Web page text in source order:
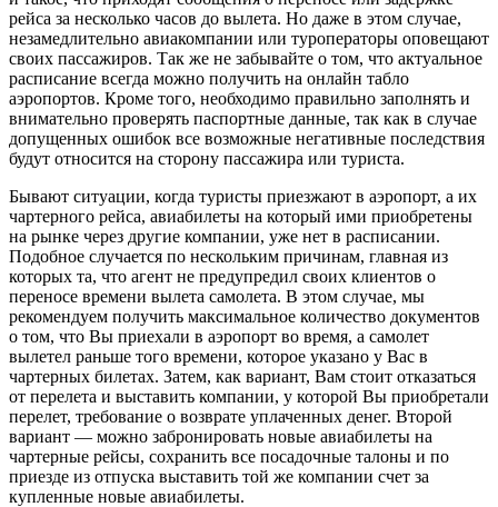
рейса за несколько часов до вылета. Но даже в этом случае,
незамедлительно авиакомпании или туроператоры оповещают
своих пассажиров. Так же не забывайте о том, что актуальное
расписание всегда можно получить на онлайн табло
аэропортов. Кроме того, необходимо правильно заполнять и
внимательно проверять паспортные данные, так как в случае
допущенных ошибок все возможные негативные последствия
будут относится на сторону пассажира или туриста.
Бывают ситуации, когда туристы приезжают в аэропорт, а их
чартерного рейса, авиабилеты на который ими приобретены
на рынке через другие компании, уже нет в расписании.
Подобное случается по нескольким причинам, главная из
которых та, что агент не предупредил своих клиентов о
переносе времени вылета самолета. В этом случае, мы
рекомендуем получить максимальное количество документов
о том, что Вы приехали в аэропорт во время, а самолет
вылетел раньше того времени, которое указано у Вас в
чартерных билетах. Затем, как вариант, Вам стоит отказаться
от перелета и выставить компании, у которой Вы приобретали
перелет, требование о возврате уплаченных денег. Второй
вариант — можно забронировать новые авиабилеты на
чартерные рейсы, сохранить все посадочные талоны и по
приезде из отпуска выставить той же компании счет за
купленные новые авиабилеты.